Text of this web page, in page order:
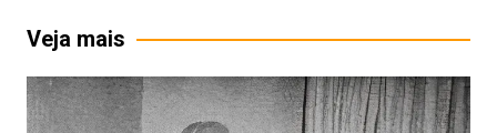
Post
Veja mais